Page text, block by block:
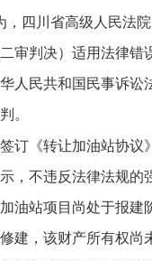
四川省高级人民法
审判决）适用法律错
人民共和国民事诉讼
。
订《转让加油站协议
，不违反法律法规的
油站项目尚处于报建
建，该财产所有权尚